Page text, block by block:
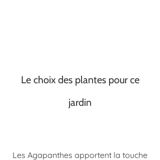
Le choix des plantes pour ce
jardin
Les Agapanthes apportent la touche